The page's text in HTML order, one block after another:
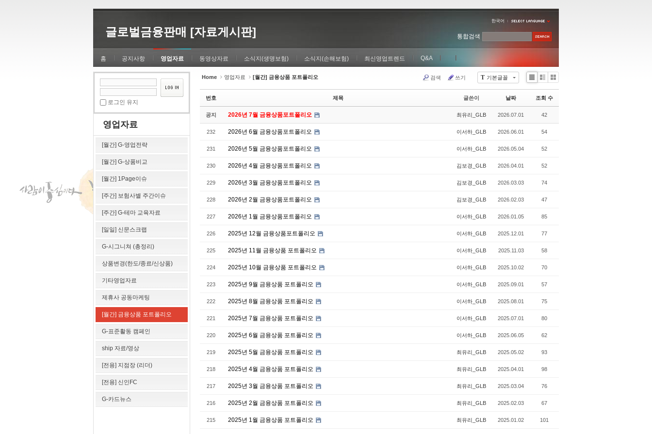
글로벌금융판매 [자료게시판]
한국어
홈 공지사항 영업자료 동영상자료 소식지(생명보험) 소식지(손해보험) 최신영업트렌드 Q&A
통합검색
로그인 유지
영업자료
[월간] G-영업전략
[월간] G-상품비교
[월간] 1Page이슈
[주간] 보험사별 주간이슈
[주간] G-테마 교육자료
[일일] 신문스크랩
G-시그니쳐 (총정리)
상품변경(한도/종료/신상품)
기타영업자료
제휴사 공동마케팅
[월간] 금융상품 포트폴리오
G-표준활동 캠페인
ship 자료/영상
[전용] 지점장 (리더)
[전용] 신인FC
G-카드뉴스
Home 영업자료 [월간] 금융상품 포트폴리오 T 기본글꼴
검색 쓰기
Li
Zi
e
G
le
번호 제목 글쓴이 날짜 조회 수
공지 2026년 7월 금융상품포트폴리오 최유리_GLB 2026.07.01 42
232 2026년 6월 금융상품포트폴리오 이서하_GLB 2026.06.01 54
231 2026년 5월 금융상품포트폴리오 이서하_GLB 2026.05.04 52
230 2026년 4월 금융상품포트폴리오 김보경_GLB 2026.04.01 52
229 2026년 3월 금융상품포트폴리오 김보경_GLB 2026.03.03 74
228 2026년 2월 금융상품포트폴리오 김보경_GLB 2026.02.03 47
227 2026년 1월 금융상품포트폴리오 이서하_GLB 2026.01.05 85
226 2025년 12월 금융상품포트폴리오 이서하_GLB 2025.12.01 77
225 2025년 11월 금융상품 포트폴리오 이서하_GLB 2025.11.03 58
224 2025년 10월 금융상품 포트폴리오 이서하_GLB 2025.10.02 70
223 2025년 9월 금융상품 포트폴리오 이서하_GLB 2025.09.01 57
222 2025년 8월 금융상품 포트폴리오 이서하_GLB 2025.08.01 75
221 2025년 7월 금융상품 포트폴리오 이서하_GLB 2025.07.01 80
220 2025년 6월 금융상품 포트폴리오 이서하_GLB 2025.06.05 62
219 2025년 5월 금융상품 포트폴리오 최유리_GLB 2025.05.02 93
218 2025년 4월 금융상품 포트폴리오 최유리_GLB 2025.04.01 98
217 2025년 3월 금융상품 포트폴리오 최유리_GLB 2025.03.04 76
216 2025년 2월 금융상품 포트폴리오 최유리_GLB 2025.02.03 67
215 2025년 1월 금융상품 포트폴리오 최유리_GLB 2025.01.02 101
Sketchbook5, 스케치북5
Sketchbook5, 스케치북5
Sketchbook5, 스케치북5
Sketchbook5, 스케치북5